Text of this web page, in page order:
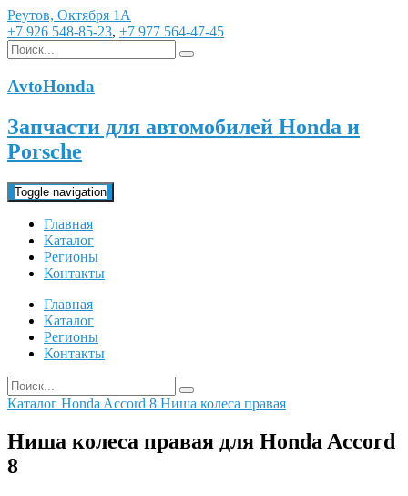
Реутов, Октября 1А
+7 926 548-85-23, +7 977 564-47-45
AvtoHonda
Запчасти для автомобилей Honda и
Porsche
Toggle navigation
Главная
Каталог
Регионы
Контакты
Главная
Каталог
Регионы
Контакты
Каталог Honda Accord 8 Ниша колеса правая
Ниша колеса правая для Honda Accord
8